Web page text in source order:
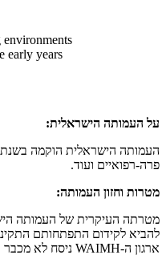
environments
early years
על העמותה הישראלית:
פרה-רפואיים ועוד.
מטרות וחזון העמותה:
מטרתה העיקרית של העמותה
להביא לקידום התפתחותם
ארגון ה-WAIMH ניסח לא מכבר את הצהרת זכויות התינוק, אותו אמצה גם העמותה הישראלית (לנוסח ההצהרה בעברית ניתן לפנות לאתר העמותה http://infant-mh.co.il/(